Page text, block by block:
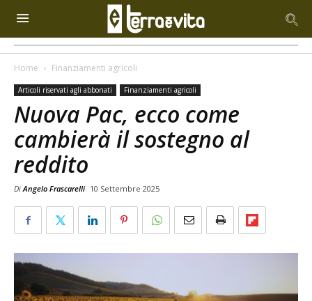
Home Finanziamenti agricoli
Articoli riservati agli abbonati Finanziamenti agricoli
Nuova Pac, ecco come
cambierà il sostegno al
reddito
DiAngelo Frascarelli 10 Settembre 2025